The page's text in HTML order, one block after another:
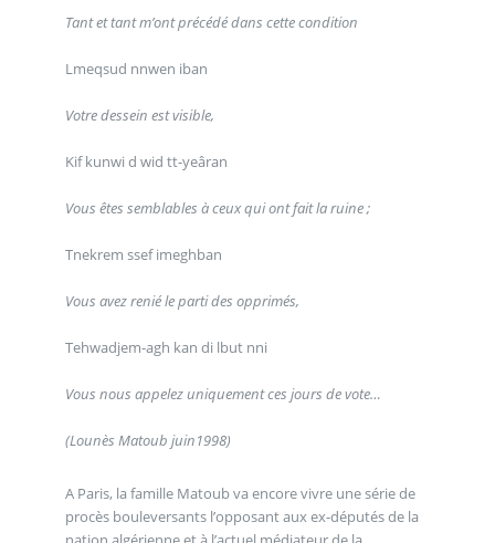
Tant et tant m’ont précédé dans cette condition
Lmeqsud nnwen iban
Votre dessein est visible,
Kif kunwi d wid tt-yeâran
Vous êtes semblables à ceux qui ont fait la ruine ;
Tnekrem ssef imeghban
Vous avez renié le parti des opprimés,
Tehwadjem-agh kan di lbut nni
Vous nous appelez uniquement ces jours de vote…
(Lounès Matoub juin1998)
A Paris, la famille Matoub va encore vivre une série de
procès bouleversants l’opposant aux ex-députés de la